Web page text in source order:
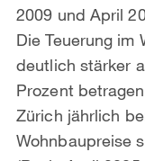
2009 und April
Die Teuerung im
deutlich stärker
Prozent
Zürich jährlich
Wohnbaupreise